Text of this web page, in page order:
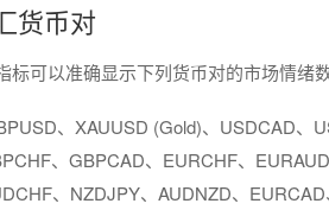
货币对
标可以准确显示下列货币对的市场情绪数
、XAUUSD (Gold)、USDCAD、
、GBPCAD、EURCHF、
、NZDJPY、AUDNZD、